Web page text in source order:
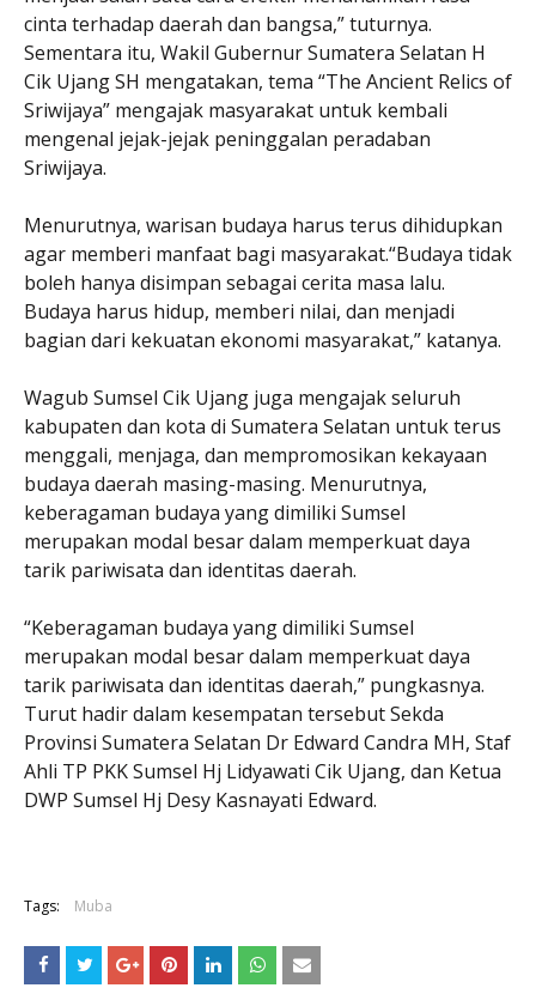
cinta terhadap daerah dan bangsa,” tuturnya.
Sementara itu, Wakil Gubernur Sumatera Selatan H
Cik Ujang SH mengatakan, tema “The Ancient Relics of
Sriwijaya” mengajak masyarakat untuk kembali
mengenal jejak-jejak peninggalan peradaban
Sriwijaya.
Menurutnya, warisan budaya harus terus dihidupkan
agar memberi manfaat bagi masyarakat.“Budaya tidak
boleh hanya disimpan sebagai cerita masa lalu.
Budaya harus hidup, memberi nilai, dan menjadi
bagian dari kekuatan ekonomi masyarakat,” katanya.
Wagub Sumsel Cik Ujang juga mengajak seluruh
kabupaten dan kota di Sumatera Selatan untuk terus
menggali, menjaga, dan mempromosikan kekayaan
budaya daerah masing-masing. Menurutnya,
keberagaman budaya yang dimiliki Sumsel
merupakan modal besar dalam memperkuat daya
tarik pariwisata dan identitas daerah.
“Keberagaman budaya yang dimiliki Sumsel
merupakan modal besar dalam memperkuat daya
tarik pariwisata dan identitas daerah,” pungkasnya.
Turut hadir dalam kesempatan tersebut Sekda
Provinsi Sumatera Selatan Dr Edward Candra MH, Staf
Ahli TP PKK Sumsel Hj Lidyawati Cik Ujang, dan Ketua
DWP Sumsel Hj Desy Kasnayati Edward.
Tags: Muba